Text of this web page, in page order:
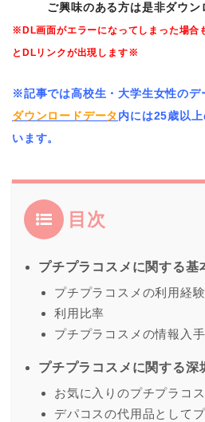
ご興味のある方は是非ダウンロ
※DL画面がエラーになってしまった場合
とDLリンクが出現します※
※記事では高校生・大学生女性のデ
ダウンロードデータ 内には25歳以
います。
目次
プチプラコスメに関する基
プチプラコスメの利用経
利用比率
プチプラコスメの情報入
プチプラコスメに関する深
お気に入りのプチプラコ
デパコスの代用品として